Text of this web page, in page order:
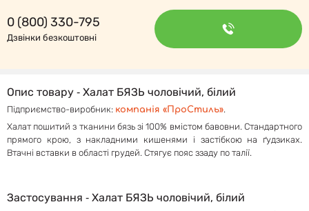
0 (800) 330-795
Дзвінки безкоштовні
Опис товару ‐ Халат БЯЗЬ чоловічий, білий
Підприємство-виробник: компанія «ПроСтиль».
Халат пошитий з тканини бязь зі 100% вмістом бавовни. Стандартного
прямого крою, з накладними кишенями і застібкою на ґудзиках.
Втачні вставки в області грудей. Стягує пояс ззаду по талії.
Застосування ‐ Халат БЯЗЬ чоловічий, білий